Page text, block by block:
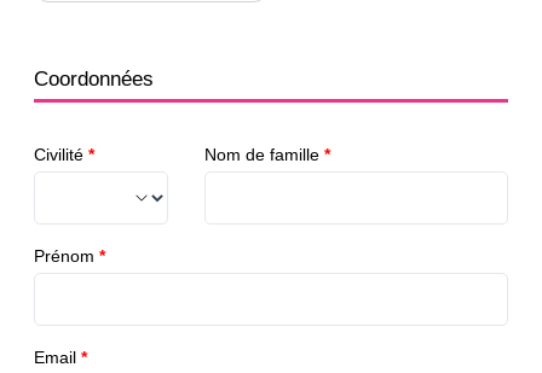
Coordonnées
Civilité * Nom de famille *
Prénom *
Email *